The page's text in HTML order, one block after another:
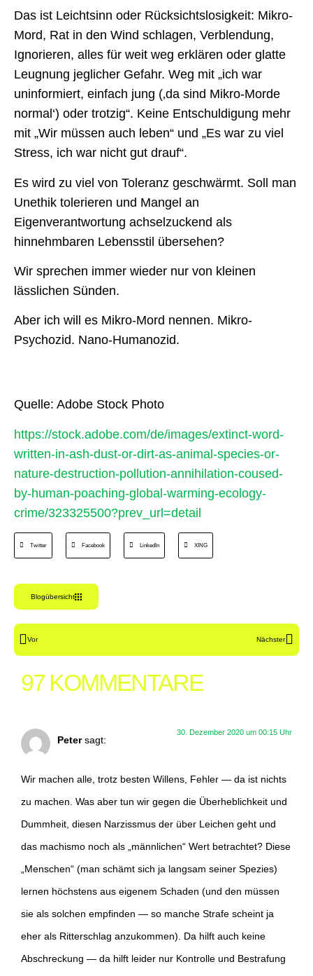
Das ist Leichtsinn oder Rücksichtslosigkeit: Mikro-
Mord, Rat in den Wind schlagen, Verblendung,
Ignorieren, alles für weit weg erklären oder glatte
Leugnung jeglicher Gefahr. Weg mit „ich war
uninformiert, einfach jung (‚da sind Mikro-Morde
normal‘) oder trotzig“. Keine Entschuldigung mehr
mit „Wir müssen auch leben“ und „Es war zu viel
Stress, ich war nicht gut drauf“.
Es wird zu viel von Toleranz geschwärmt. Soll man
Unethik tolerieren und Mangel an
Eigenverantwortung achselzuckend als
hinnehmbaren Lebensstil übersehen?
Wir sprechen immer wieder nur von kleinen
lässlichen Sünden.
Aber ich will es Mikro-Mord nennen. Mikro-
Psychozid. Nano-Humanozid.
Quelle: Adobe Stock Photo
https://stock.adobe.com/de/images/extinct-word-
written-in-ash-dust-or-dirt-as-animal-species-or-
nature-destruction-pollution-annihilation-coused-
by-human-poaching-global-warming-ecology-
crime/323325500?prev_url=detail
Twitter Facebook LinkedIn XING
Blogübersicht
Vor Nächster
97 KOMMENTARE
Peter sagt:
30. Dezember 2020 um 00:15 Uhr
Wir machen alle, trotz besten Willens, Fehler — da ist nichts
zu machen. Was aber tun wir gegen die Überheblichkeit und
Dummheit, diesen Narzissmus der über Leichen geht und
das machismo noch als „männlichen“ Wert betrachtet? Diese
„Menschen“ (man schämt sich ja langsam seiner Spezies)
lernen höchstens aus eigenem Schaden (und den müssen
sie als solchen empfinden — so manche Strafe scheint ja
eher als Ritterschlag anzukommen). Da hilft auch keine
Abschreckung — da hilft leider nur Kontrolle und Bestrafung